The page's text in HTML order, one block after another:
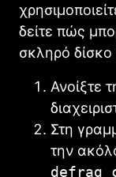
δείτε πώς
σκληρό δίσκο
Ανοίξτε
Στη
την
defrag